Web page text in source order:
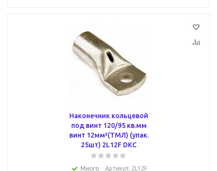
Наконечник кольцевой
под винт 120/95 кв.мм
винт 12мм²(ТМЛ) (упак.
25шт) 2L12F DKC
Много Артикул: 2L12F